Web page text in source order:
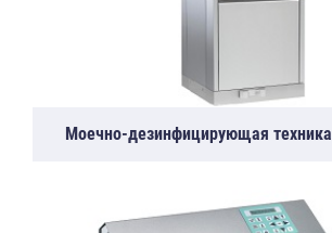
Моечно-дезинфицирующая техника